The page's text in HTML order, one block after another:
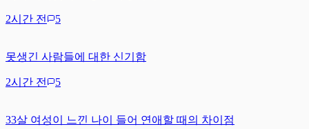
2시간 전 5
못생긴 사람들에 대한 신기함
2시간 전 5
33살 여성이 느낀 나이 들어 연애할 때의 차이점